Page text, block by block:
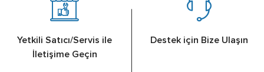
Yetkili Satıcı/Servis ile
İletişime Geçin
Destek için Bize Ulaşın